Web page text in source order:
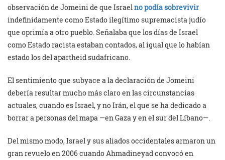
observación de Jomeini de que Israelno podía sobrevivir
indefinidamente como Estado ilegítimo supremacista judío
que oprimía a otro pueblo. Señalaba que los días de Israel
como Estado racista estaban contados, al igual que lo habían
estado los del apartheid sudafricano.
El sentimiento que subyace a la declaración de Jomeini
debería resultar mucho más claro en las circunstancias
actuales, cuando es Israel, y no Irán, el que se ha dedicado a
borrar a personas del mapa —en Gaza y en el sur del Líbano—.
Del mismo modo, Israel y sus aliados occidentales armaron un
gran revuelo en 2006 cuando Ahmadineyad convocó en